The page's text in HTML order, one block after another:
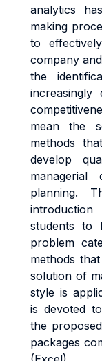
analytics
making
to
company
the
mean the
methods
develop
managerial
planning.
students to
problem
methods
solution of
style is
is devoted
the
packages